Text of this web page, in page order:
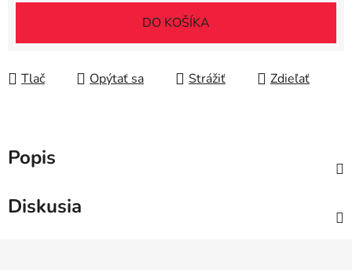
DO KOŠÍKA
Tlač Opýtať sa Strážiť Zdieľať
Popis
Diskusia